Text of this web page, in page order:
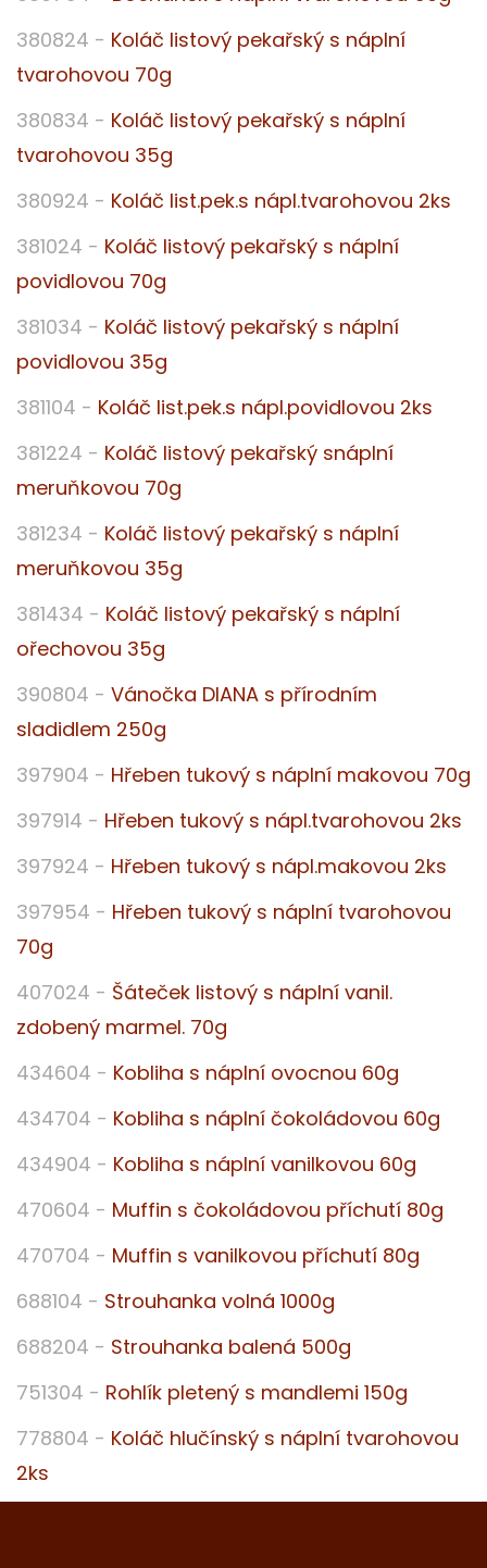
380824 - Koláč listový pekařský s náplní
tvarohovou 70g
380834 - Koláč listový pekařský s náplní
tvarohovou 35g
380924 - Koláč list.pek.s nápl.tvarohovou 2ks
381024 - Koláč listový pekařský s náplní
povidlovou 70g
381034 - Koláč listový pekařský s náplní
povidlovou 35g
381104 - Koláč list.pek.s nápl.povidlovou 2ks
381224 - Koláč listový pekařský snáplní
meruňkovou 70g
381234 - Koláč listový pekařský s náplní
meruňkovou 35g
381434 - Koláč listový pekařský s náplní
ořechovou 35g
390804 - Vánočka DIANA s přírodním
sladidlem 250g
397904 - Hřeben tukový s náplní makovou 70g
397914 - Hřeben tukový s nápl.tvarohovou 2ks
397924 - Hřeben tukový s nápl.makovou 2ks
397954 - Hřeben tukový s náplní tvarohovou
70g
407024 - Šáteček listový s náplní vanil.
zdobený marmel. 70g
434604 - Kobliha s náplní ovocnou 60g
434704 - Kobliha s náplní čokoládovou 60g
434904 - Kobliha s náplní vanilkovou 60g
470604 - Muffin s čokoládovou příchutí 80g
470704 - Muffin s vanilkovou příchutí 80g
688104 - Strouhanka volná 1000g
688204 - Strouhanka balená 500g
751304 - Rohlík pletený s mandlemi 150g
778804 - Koláč hlučínský s náplní tvarohovou
2ks